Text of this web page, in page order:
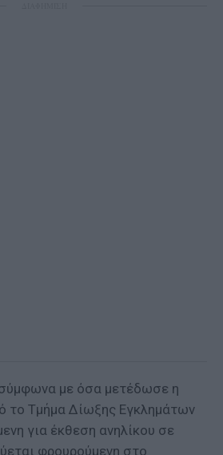
με όσα μετέδωσε η
το Τμήμα Δίωξης Εγκλημάτων
για έκθεση ανηλίκου σε
φρουρούμενη στο